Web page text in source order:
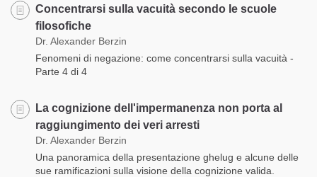
Concentrarsi sulla vacuità secondo le scuole
filosofiche
Dr. Alexander Berzin
Fenomeni di negazione: come concentrarsi sulla vacuità -
Parte 4 di 4
La cognizione dell'impermanenza non porta al
raggiungimento dei veri arresti
Dr. Alexander Berzin
Una panoramica della presentazione ghelug e alcune delle
sue ramificazioni sulla visione della cognizione valida.